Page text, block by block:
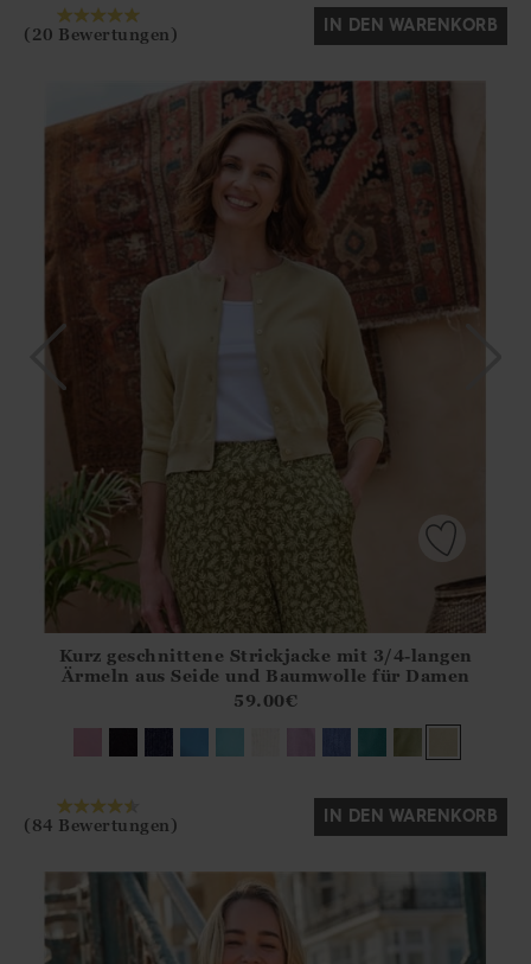
(20 Bewertungen) IN DEN WARENKORB
?? ""
Ja Nein
Kurz geschnittene Strickjacke mit 3/4-langen
Ärmeln aus Seide und Baumwolle für Damen
59.00€
(84 Bewertungen) IN DEN WARENKORB